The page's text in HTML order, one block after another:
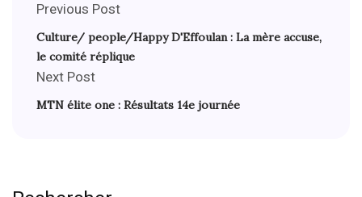
Previous Post
Culture/ people/Happy D'Effoulan : La mère accuse,
le comité réplique
Next Post
MTN élite one : Résultats 14e journée